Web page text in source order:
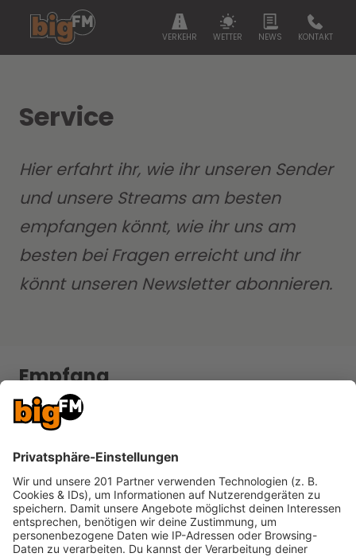
VERKEHR WETTER NEWS KONTAKT
Service
Hier erfahrt ihr, wie ihr unseren Sender
und unsere Streams am besten
empfangen könnt, wie ihr uns am
besten bei Fragen erreicht und ihr
könnt unseren Newsletter abonnieren.
Empfang
Hier findet ihr alle Infos, wie ihr uns am
besten empfangen könnt. Über UKW, DAB+,
App, Smart Speaker, verfügbare Kabelnetze
und Streaming-Anbieter.
MEHR LESEN